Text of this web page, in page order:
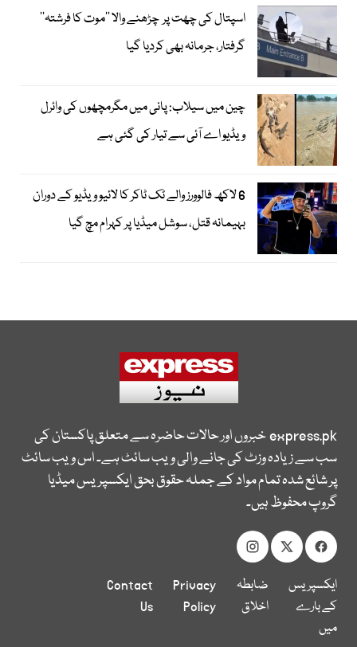
اسپتال کی چھت پر چڑھنے والا ’’موت کا فرشتہ‘‘
گرفتار، جرمانہ بھی کردیا گیا
چین میں سیلاب: پانی میں مگرمچھوں کی وائرل
ویڈیو اے آئی سے تیار کی گئی ہے
6 لاکھ فالوورز والے ٹک ٹاکر کا لائیو ویڈیو کے دوران
بہیمانہ قتل، سوشل میڈیا پر کہرام مچ گیا
express.pkخبروں اور حالات حاضرہ سے متعلق پاکستان کی
سب سے زیادہ وزٹ کی جانے والی ویب سائٹ ہے۔ اس ویب سائٹ
پر شائع شدہ تمام مواد کے جملہ حقوق بحق ایکسپریس میڈیا
گروپ محفوظ ہیں۔
ایکسپریس
کے بارے
میں
ضابطہ
اخلاق
Privacy
Policy
Contact
Us